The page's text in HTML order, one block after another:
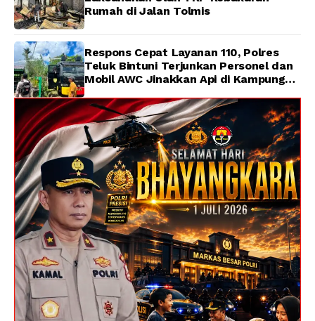
Rumah di Jalan Tolmis
Respons Cepat Layanan 110, Polres
Teluk Bintuni Terjunkan Personel dan
Mobil AWC Jinakkan Api di Kampung